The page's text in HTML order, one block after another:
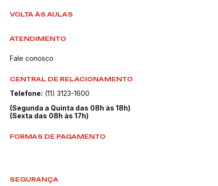
VOLTA ÀS AULAS
ATENDIMENTO
Fale conosco
CENTRAL DE RELACIONAMENTO
Telefone: (11) 3123-1600
(Segunda a Quinta das 08h às 18h)
(Sexta das 08h às 17h)
FORMAS DE PAGAMENTO
SEGURANÇA